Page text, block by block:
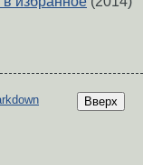
Вверх